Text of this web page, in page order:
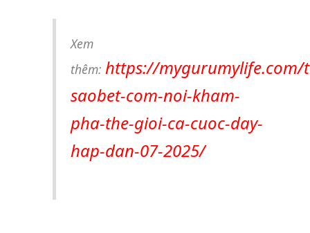
Xem
thêm: https://mygurumylife.com/
saobet-com-noi-kham-
pha-the-gioi-ca-cuoc-day-
hap-dan-07-2025/